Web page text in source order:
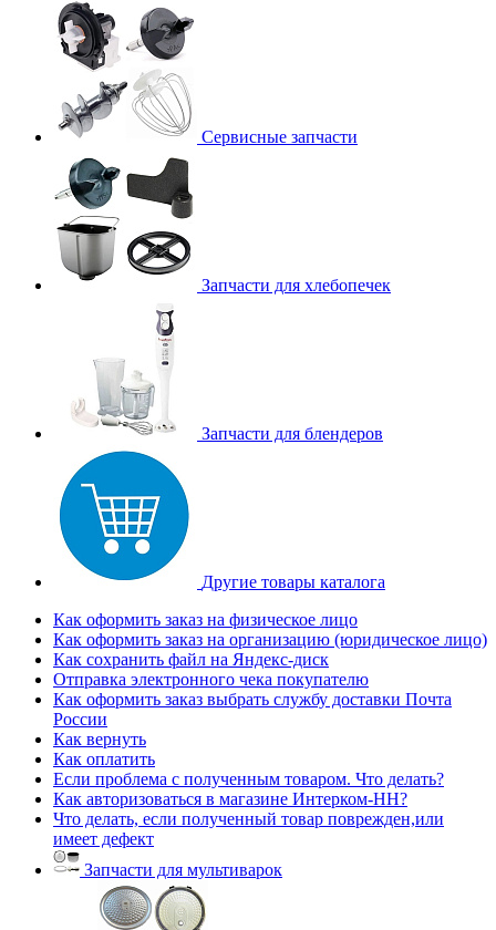
Сервисные запчасти
Запчасти для хлебопечек
Запчасти для блендеров
Другие товары каталога
Как оформить заказ на физическое лицо
Как оформить заказ на организацию (юридическое лицо)
Как сохранить файл на Яндекс-диск
Отправка электронного чека покупателю
Как оформить заказ выбрать службу доставки Почта
России
Как вернуть
Как оплатить
Если проблема с полученным товаром. Что делать?
Как авторизоваться в магазине Интерком-НН?
Что делать, если полученный товар поврежден,или
имеет дефект
Запчасти для мультиварок